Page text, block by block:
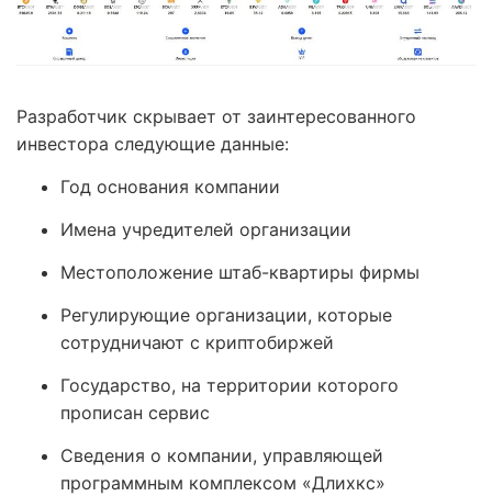
Разработчик скрывает от заинтересованного
инвестора следующие данные:
Год основания компании
Имена учредителей организации
Местоположение штаб-квартиры фирмы
Регулирующие организации, которые
сотрудничают с криптобиржей
Государство, на территории которого
прописан сервис
Сведения о компании, управляющей
программным комплексом «Длихкс»